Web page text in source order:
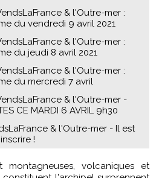
& l'Outre-mer :
du vendredi 9 avril 2021
& l'Outre-mer :
du jeudi 8 avril 2021
& l'Outre-mer :
du mercredi 7 avril
& l'Outre-mer -
CE MARDI 6 AVRIL 9h30
& l'Outre-mer - Il est
!